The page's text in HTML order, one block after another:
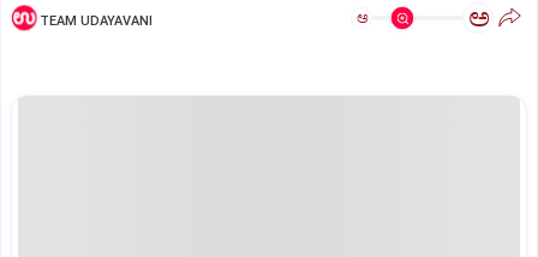
TEAM UDAYAVANI ಅ ಅ